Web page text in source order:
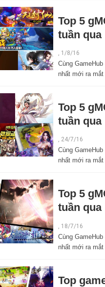
Top 5
tuần qua
, 1/8/16
Cùng
nhất mới ra mắt
Top 5
tuần qua
, 24/7/16
Cùng
nhất mới ra mắt
Top 5
tuần qua
18/7/16
Cùng
nhất mới ra mắt
Top